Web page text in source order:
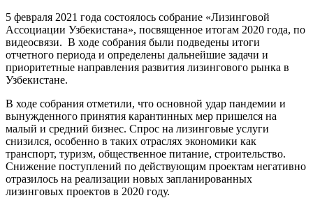
5 февраля 2021 года состоялось собрание «Лизинговой
Ассоциации Узбекистана», посвященное итогам 2020 года, по
видеосвязи. В ходе собрания были подведены итоги
отчетного периода и определены дальнейшие задачи и
приоритетные направления развития лизингового рынка в
Узбекистане.
В ходе собрания отметили, что основной удар пандемии и
вынужденного принятия карантинных мер пришелся на
малый и средний бизнес. Спрос на лизинговые услуги
снизился, особенно в таких отраслях экономики как
транспорт, туризм, общественное питание, строительство.
Снижение поступлений по действующим проектам негативно
отразилось на реализации новых запланированных
лизинговых проектов в 2020 году.